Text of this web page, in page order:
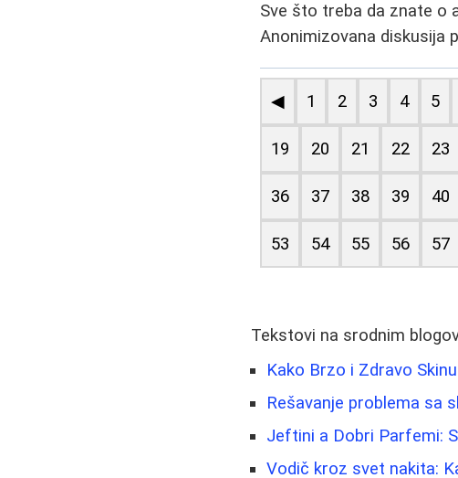
Sve što treba da znate o
Anonimizovana diskusija
◀ 1 2 3 4 5
19 20 21 22 23
36 37 38 39 40
53 54 55 56 57
Tekstovi na srodnim
Kako Brzo i Zdravo
Rešavanje problema sa
Jeftini a Dobri Parfemi:
Vodič kroz svet nakita: